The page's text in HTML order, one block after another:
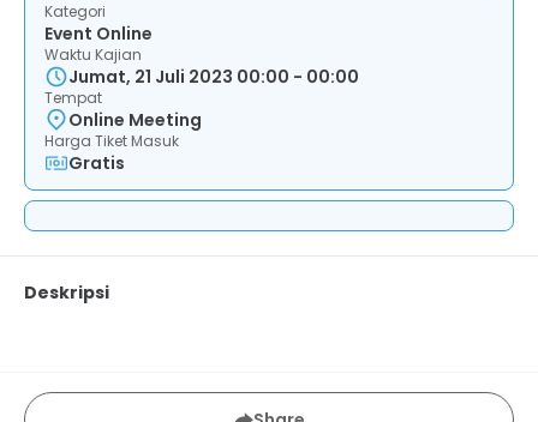
Kategori
Event Online
Waktu Kajian
Jumat, 21 Juli 2023 00:00 - 00:00
Tempat
Online Meeting
Harga Tiket Masuk
Gratis
Deskripsi